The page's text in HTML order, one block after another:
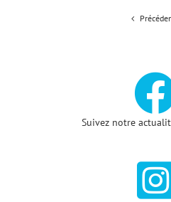
Suivez notre